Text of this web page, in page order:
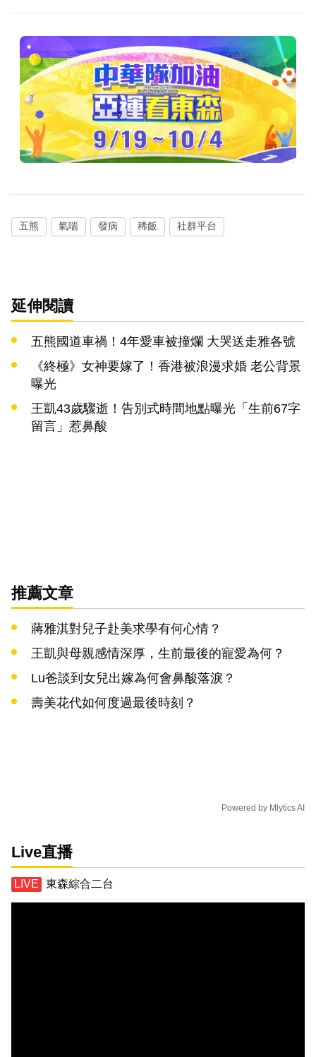
五熊 氣喘 發病 稀飯 社群平台
延伸閱讀
五熊國道車禍！4年愛車被撞爛 大哭送走雅各號
《終極》女神要嫁了！香港被浪漫求婚 老公背景
曝光
王凱43歲驟逝！告別式時間地點曝光「生前67字
留言」惹鼻酸
推薦文章
蔣雅淇對兒子赴美求學有何心情？
王凱與母親感情深厚，生前最後的寵愛為何？
Lu爸談到女兒出嫁為何會鼻酸落淚？
壽美花代如何度過最後時刻？
Powered by Mlytics AI
Live直播
東森綜合二台